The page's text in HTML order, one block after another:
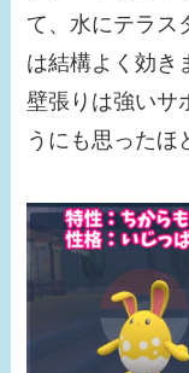
て、水にテラス
は結構よく効き
壁張りは強い
うにも思ったほ